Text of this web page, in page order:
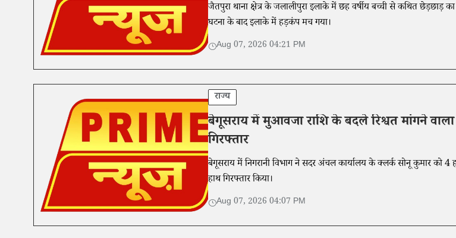
जैतपुरा थाना क्षेत्र के जलालीपुरा इलाके में छह वर्षीय बच्ची से कथित छेड़छाड़
घटना के बाद इलाके में हड़कंप मच गया।
Aug 07, 2026 04:21 PM
राज्य
बेगूसराय में मुआवजा राशि के बदले रिश्वत मांगने
गिरफ्तार
बेगूसराय में निगरानी विभाग ने सदर अंचल कार्यालय के क्लर्क सोनू कुमार को 4
हाथ गिरफ्तार किया।
Aug 07, 2026 04:07 PM